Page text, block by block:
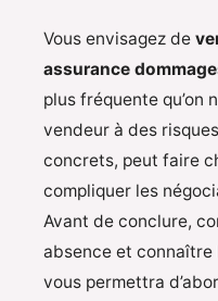
Vous envisagez de
assurance
plus fréquente qu’on
vendeur à des
concrets, peut faire
compliquer les
Avant de conclure,
absence et
vous permettra